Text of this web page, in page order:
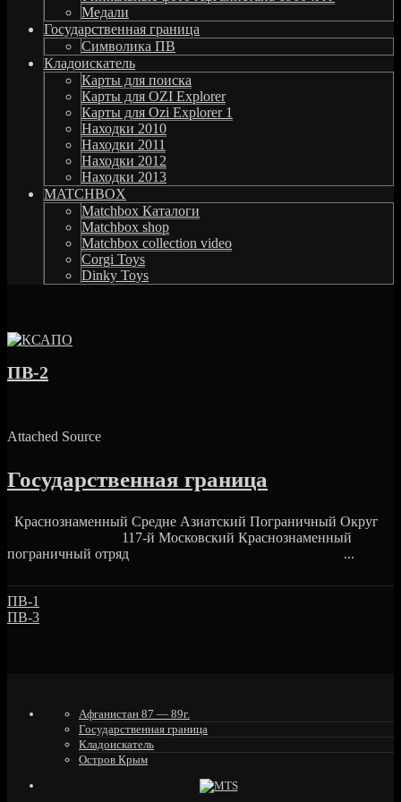
Медали
Государственная граница
Символика ПВ
Кладоискатель
Карты для поиска
Карты для OZI Explorer
Карты для Ozi Explorer 1
Находки 2010
Находки 2011
Находки 2012
Находки 2013
MATCHBOX
Matchbox Каталоги
Matchbox shop
Matchbox collection video
Corgi Toys
Dinky Toys
ПВ-2
Attached Source
Государственная граница
Краснознаменный Средне Азиатский Пограничный Округ
117-й Московский Краснознаменный
пограничный отряд ...
ПВ-1
ПВ-3
Афганистан 87 — 89г.
Государственная граница
Кладоискатель
Остров Крым